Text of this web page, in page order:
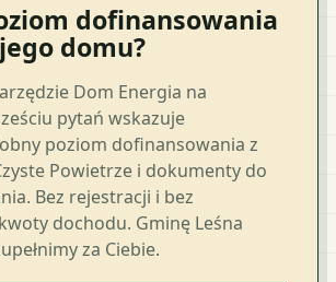
dofinansowania
domu?
Dom Energia na
pytań wskazuje
poziom dofinansowania z
Powietrze i dokumenty do
Bez rejestracji i bez
dochodu. Gminę Leśna
za Ciebie.